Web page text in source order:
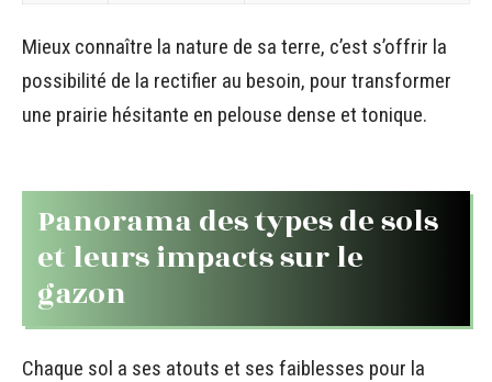
Mieux connaître la nature de sa terre, c’est s’offrir la
possibilité de la rectifier au besoin, pour transformer
une prairie hésitante en pelouse dense et tonique.
Panorama des types de sols
et leurs impacts sur le
gazon
Chaque sol a ses atouts et ses faiblesses pour la